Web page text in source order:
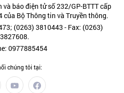
báo điện tử số 232/GP-BTTT cấp
của Bộ Thông tin và Truyền thông.
(0263) 3810443 - Fax: (0263)
3827608.
0977885454
chúng tôi tại: